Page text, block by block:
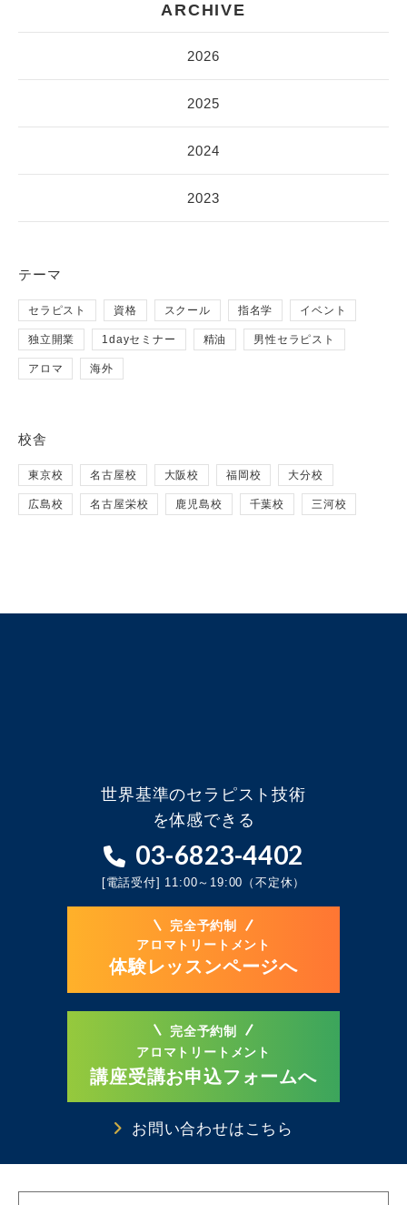
ARCHIVE
2026
2025
2024
2023
テーマ
セラピスト 資格 スクール 指名学 イベント
独立開業 1dayセミナー 精油 男性セラピスト
アロマ 海外
校舎
東京校 名古屋校 大阪校 福岡校 大分校
広島校 名古屋栄校 鹿児島校 千葉校 三河校
世界基準のセラピスト技術
を体感できる
03-6823-4402
[電話受付] 11:00～19:00（不定休）
完全予約制
アロマトリートメント
体験レッスンページへ
完全予約制
アロマトリートメント
講座受講お申込フォームへ
お問い合わせはこちら